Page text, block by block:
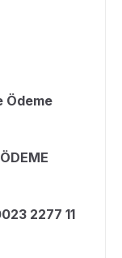
Ödeme
2277 11